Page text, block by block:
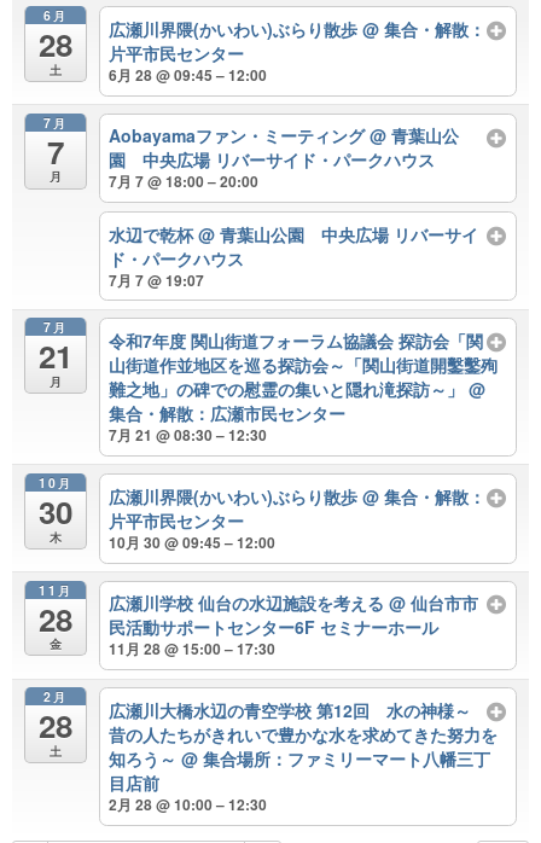
6月
28
土
広瀬川界隈(かいわい)ぶらり散歩@ 集合・解散：
片平市民センター
6月 28 @ 09:45 – 12:00
7月
7
月
Aobayamaファン・ミーティング@ 青葉山公
園 中央広場 リバーサイド・パークハウス
7月 7 @ 18:00 – 20:00
水辺で乾杯@ 青葉山公園 中央広場 リバーサイ
ド・パークハウス
7月 7 @ 19:07
7月
21
月
令和7年度 関山街道フォーラム協議会 探訪会「関
山街道作並地区を巡る探訪会～「関山街道開鑿鑿殉
難之地」の碑での慰霊の集いと隠れ滝探訪～」@
集合・解散：広瀬市民センター
7月 21 @ 08:30 – 12:30
10月
30
木
広瀬川界隈(かいわい)ぶらり散歩@ 集合・解散：
片平市民センター
10月 30 @ 09:45 – 12:00
11月
28
金
広瀬川学校 仙台の水辺施設を考える@ 仙台市市
民活動サポートセンター6F セミナーホール
11月 28 @ 15:00 – 17:30
2月
28
土
広瀬川大橋水辺の青空学校 第12回 水の神様～
昔の人たちがきれいで豊かな水を求めてきた努力を
知ろう～@ 集合場所：ファミリーマート八幡三丁
目店前
2月 28 @ 10:00 – 12:30